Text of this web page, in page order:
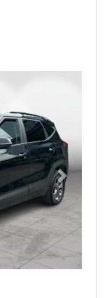
Next